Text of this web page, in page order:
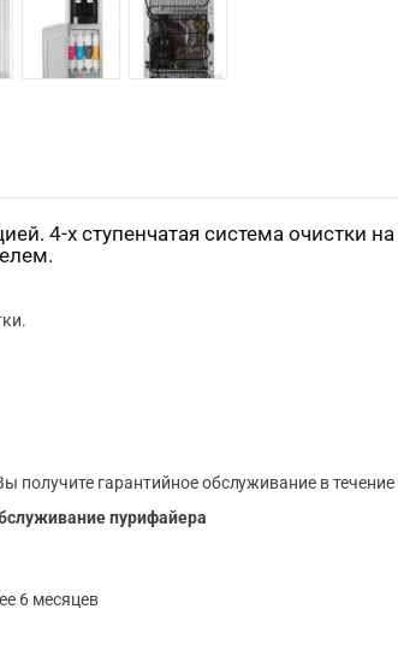
4-х ступенчатая система
получите гарантийное обслуживание в течение
пурифайера
6 месяцев